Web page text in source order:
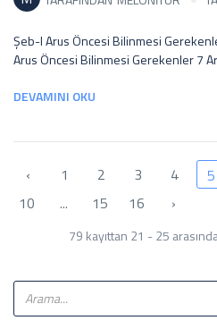
Şeb-I Arus Öncesi Bilinmesi
Arus Öncesi Bilinmesi Gerekenler 7
DEVAMINI OKU
‹ 1 2 3 4 5
10
... 15 16 ›
79 kayıttan 21 - 25